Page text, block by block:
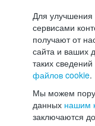
Для улучшения
сервисами
получают от
сайта и ваших
таких
файлов cookie.
Мы можем
данных нашим
заключаются